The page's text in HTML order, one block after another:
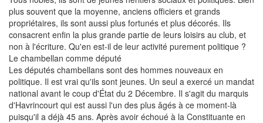
plus souvent que la moyenne, anciens officiers et grands
propriétaires, ils sont aussi plus fortunés et plus décorés. Ils
consacrent enfin la plus grande partie de leurs loisirs au club, et
non à l'écriture. Qu'en est-il de leur activité purement politique ?
Le chambellan comme député
Les députés chambellans sont des hommes nouveaux en
politique. Il est vrai qu'ils sont jeunes. Un seul a exercé un mandat
national avant le coup d'État du 2 Décembre. Il s'agit du marquis
d'Havrincourt qui est aussi l'un des plus âgés à ce moment-là
puisqu'il a déjà 45 ans. Après avoir échoué à la Constituante en